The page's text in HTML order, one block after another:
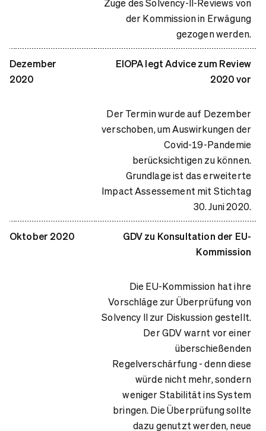
Zuge des Solvency-II-Reviews von
der Kommission in Erwägung
gezogen werden.
Dezember
2020
EIOPA legt Advice zum Review
2020 vor
Der Termin wurde auf Dezember
verschoben, um Auswirkungen der
Covid-19-Pandemie
berücksichtigen zu können.
Grundlage ist das erweiterte
Impact Assessement mit Stichtag
30. Juni 2020.
Oktober 2020
GDV zu Konsultation der EU-
Kommission
Die EU-Kommission hat ihre
Vorschläge zur Überprüfung von
Solvency II zur Diskussion gestellt.
Der GDV warnt vor einer
überschießenden
Regelverschärfung - denn diese
würde nicht mehr, sondern
weniger Stabilität ins System
bringen. Die Überprüfung sollte
dazu genutzt werden, neue